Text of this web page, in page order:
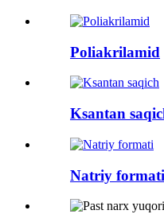
Poliakrilamid
Ksantan
Natriy formati